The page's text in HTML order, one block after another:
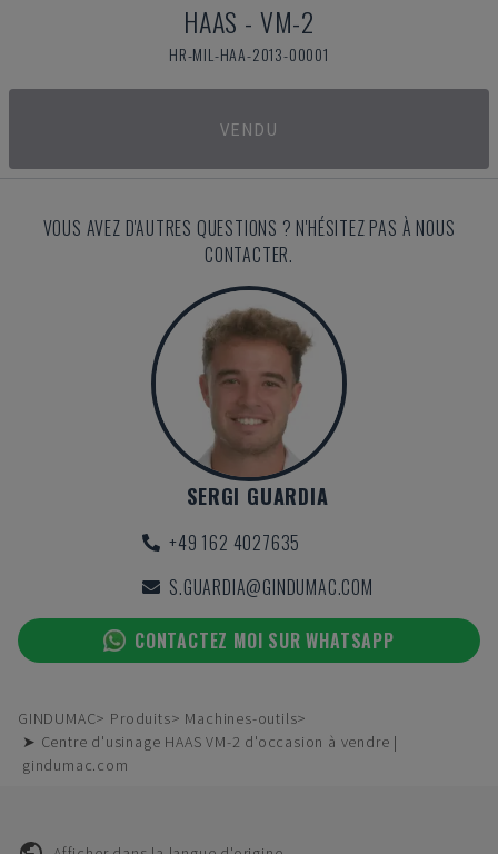
HAAS - VM-2
HR-MIL-HAA-2013-00001
VENDU
VOUS AVEZ D'AUTRES QUESTIONS ? N'HÉSITEZ PAS À NOUS
CONTACTER.
SERGI GUARDIA
+49 162 4027635
S.GUARDIA@GINDUMAC.COM
CONTACTEZ MOI SUR WHATSAPP
GINDUMAC Produits
Machines-outils
➤ Centre d'usinage HAAS VM-2 d'occasion à vendre |
gindumac.com